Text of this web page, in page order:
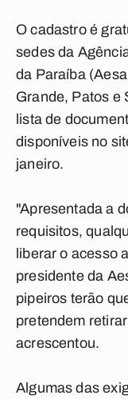
O cadastro é
sedes da
da Paraíba
Grande, Patos e
lista de
disponíveis no
janeiro.
"Apresentada a
requisitos,
liberar o acesso
presidente da
pipeiros terão
pretendem
acrescentou.
Algumas das